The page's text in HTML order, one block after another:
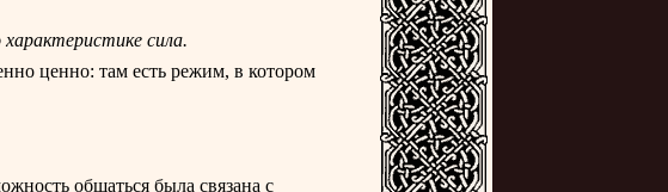
сила.
ценно: там есть режим, в котором
общаться была связана с